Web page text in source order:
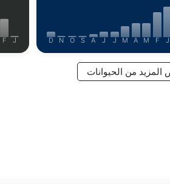
J
F
M
A
M
J
J
A
S
O
N
D
J
F
من الحيوانات